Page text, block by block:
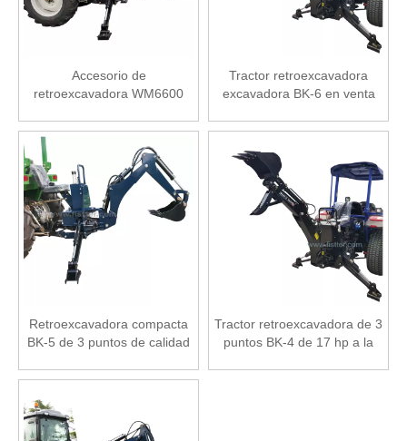
Accesorio de
retroexcavadora WM6600
Tractor retroexcavadora
excavadora BK-6 en venta
Retroexcavadora compacta
BK-5 de 3 puntos de calidad
la venta
Tractor retroexcavadora de 3
puntos BK-4 de 17 hp a la